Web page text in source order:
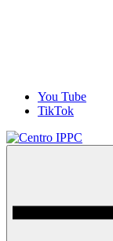
You Tube
TikTok